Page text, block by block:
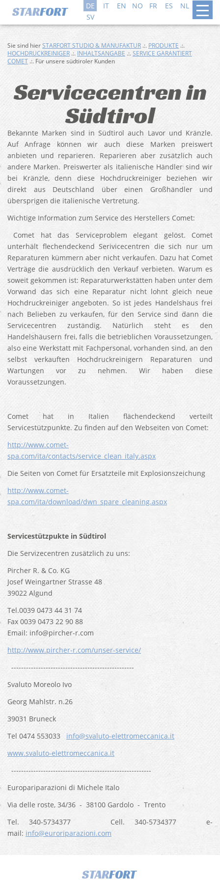
DE IT EN NO FR ES NL
DA
SV
Sie sind hierSTARFORT STUDIO & MANUFAKTUR .:. PRODUKTE .:.
HOCHDRUCKREINIGER .:. INHALTSANGABE .:.SERVICE GARANTIERT
COMET .:. Für unsere südtiroler Kunden
Servicecentren in
Südtirol
Bekannte Marken sind in Südtirol auch Lavor und Kränzle.
Auf Anfrage können wir auch diese Marken preiswert
anbieten und reparieren. Reparieren aber zusätzlich auch
andere Marken. Preiswerter als italienische Händler sind wir
bei Kränzle, denn diese Hochdruckreiniger beziehen wir
direkt aus Deutschland über einen Großhändler und
übersprigen die italienische Vertretung.
Wichtige Information zum Service des Herstellers Comet:
Comet hat das Serviceproblem elegant gelöst. Comet
unterhält flechendeckend Serivicecentren die sich nur um
Reparaturen kümmern aber nicht verkaufen. Dazu hat Comet
Verträge die ausdrücklich den Verkauf verbieten. Warum es
soweit gekommen ist: Reparaturwerkstätten haben unter dem
Vorwand das sich eine Reparatur nicht lohnt gleich neue
Hochdruckreiniger angeboten. So ist jedes Handelshaus frei
nach Belieben zu verkaufen, für den Service sind dann die
Servicecentren zuständig. Natürlich steht es den
Handelshäusern frei, falls die betrieblichen Voraussetzungen,
also eine Werkstatt mit Fachpersonal, vorhanden sind, an den
selbst verkauften Hochdruckreinigern Reparaturen und
Wartungen vor zu nehmen. Wir haben diese
Voraussetzungen.
Comet hat in Italien flächendeckend verteilt
Servicestützpunkte. Zu finden auf den Webseiten von Comet:
http://www.comet-
spa.com/ita/contacts/service_clean_italy.aspx
Die Seiten von Comet für Ersatzteile mit Explosionszeichung
http://www.comet-
spa.com/ita/download/dwn_spare_cleaning.aspx
Servicestützpukte in Südtirol
Die Servizecentren zusätzlich zu uns:
Pircher R. & Co. KG
Josef Weingartner Strasse 48
39022 Algund
Tel.0039 0473 44 31 74
Fax 0039 0473 22 90 88
Email: info@pircher-r.com
http://www.pircher-r.com/unser-service/
--------------------------------------------------
Svaluto Moreolo Ivo
Georg Mahlstr. n.26
39031 Bruneck
Tel 0474 553033 info@svaluto-elettromeccanica.it
www.svaluto-elettromeccanica.it
---------------------------------------------------------
Europariparazioni di Michele Italo
Via delle roste, 34/36 - 38100 Gardolo - Trento
Tel. 340-5734377 Cell. 340-5734377 e-
mail: info@euroriparazioni.com
STARFORT